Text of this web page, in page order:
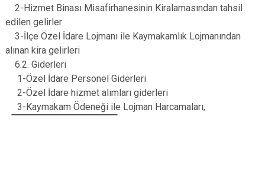
2-Hizmet Binası Misafirhanesinin Kiralamasından tahsil
edilen gelirler
3-İlçe Özel İdare Lojmanı ile Kaymakamlık Lojmanından
alınan kira gelirleri
6.2. Giderleri
1-Özel İdare Personel Giderleri
2-Özel İdare hizmet alımları giderleri
3-Kaymakam Ödeneği ile Lojman Harcamaları,